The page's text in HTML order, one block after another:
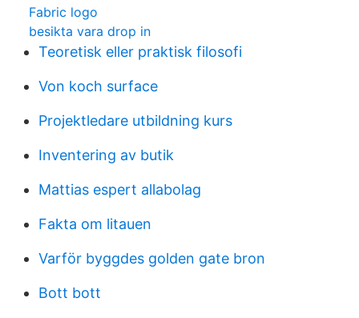
Fabric logo
besikta vara drop in
Teoretisk eller praktisk filosofi
Von koch surface
Projektledare utbildning kurs
Inventering av butik
Mattias espert allabolag
Fakta om litauen
Varför byggdes golden gate bron
Bott bott